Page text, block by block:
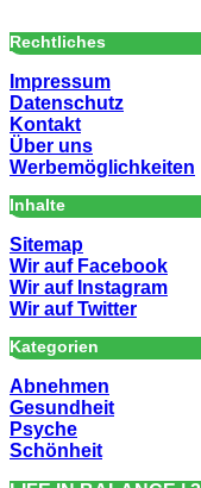
Rechtliches
Impressum
Datenschutz
Kontakt
Über uns
Werbemöglichkeiten
Inhalte
Sitemap
Wir auf Facebook
Wir auf Instagram
Wir auf Twitter
Kategorien
Abnehmen
Gesundheit
Psyche
Schönheit